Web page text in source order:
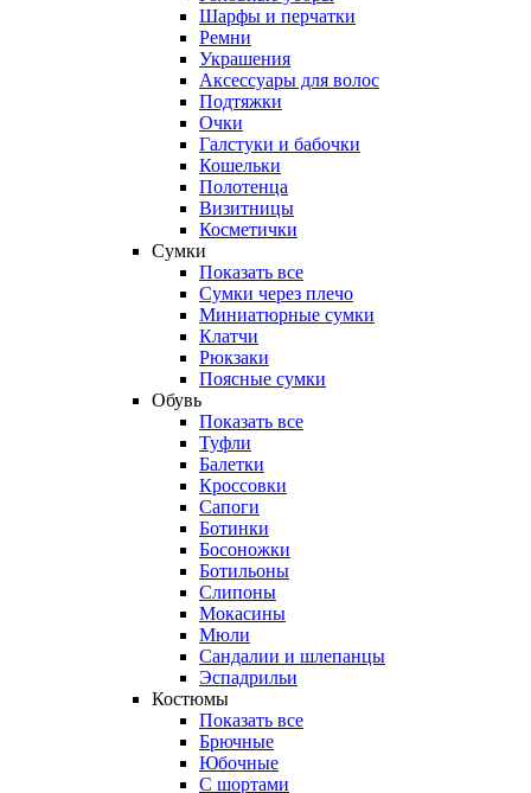
Шарфы и перчатки
Ремни
Украшения
Аксессуары для волос
Подтяжки
Очки
Галстуки и бабочки
Кошельки
Полотенца
Визитницы
Косметички
Сумки
Показать все
Сумки через плечо
Миниатюрные cумки
Клатчи
Рюкзаки
Поясные сумки
Обувь
Показать все
Туфли
Балетки
Кроссовки
Сапоги
Ботинки
Босоножки
Ботильоны
Слипоны
Мокасины
Мюли
Сандалии и шлепанцы
Эспадрильи
Костюмы
Показать все
Брючные
Юбочные
С шортами